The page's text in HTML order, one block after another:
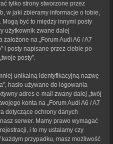
tylko strony stworzone przez
w jaki zbieramy informacje o tobie,
Mogą być to między innymi posty
użytkownik zwane dalej
na „Forum Audi A6 / A7
i posty napisane przez ciebie po
posty”.
unikalną identyfikacyjną nazwę
hasło używane do logowania
adres e-mail zwany dalej „twój
konta na „Forum Audi A6 / A7
dotyczące ochrony danych
serwer. Mamy prawo wymagać
i to my ustalamy czy
przypadku, masz możliwość